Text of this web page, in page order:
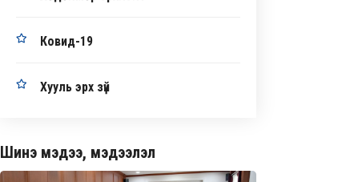
Ковид-19
Хууль эрх зүй
Шинэ мэдээ, мэдээлэл